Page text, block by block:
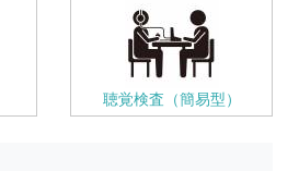
聴覚検査（簡易型）